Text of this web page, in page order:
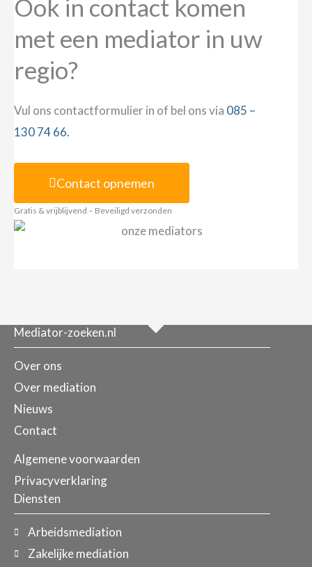
Ook in contact komen
met een mediator in uw
regio?
Vul ons contactformulier in of bel ons via 085 –
130 74 66.
Contact opnemen
Gratis & vrijblijvend – Beveiligd verzonden
Mediator-zoeken.nl
Over ons
Over mediation
Nieuws
Contact
Algemene voorwaarden
Privacyverklaring
Diensten
Arbeidsmediation
Zakelijke mediation